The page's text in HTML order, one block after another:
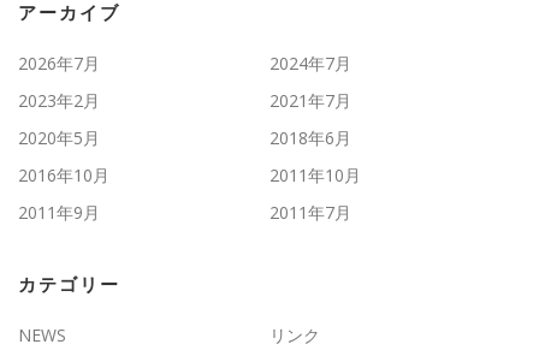
アーカイブ
2026年7月
2024年7月
2023年2月
2021年7月
2020年5月
2018年6月
2016年10月
2011年10月
2011年9月
2011年7月
カテゴリー
NEWS
リンク